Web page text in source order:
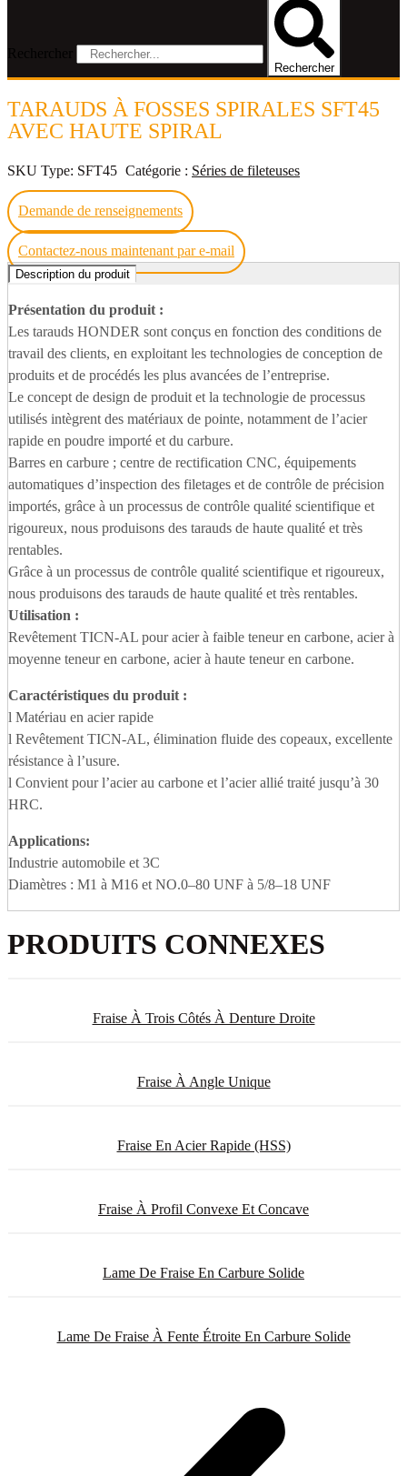
Rechercher
TARAUDS À FOSSES SPIRALES SFT45
AVEC HAUTE SPIRAL
SKU Type: SFT45 Catégorie : Séries de fileteuses
Demande de renseignements
Contactez-nous maintenant par e-mail
Description du produit
Présentation du produit :
Les tarauds HONDER sont conçus en fonction des conditions de
travail des clients, en exploitant les technologies de conception de
produits et de procédés les plus avancées de l’entreprise.
Le concept de design de produit et la technologie de processus
utilisés intègrent des matériaux de pointe, notamment de l’acier
rapide en poudre importé et du carbure.
Barres en carbure ; centre de rectification CNC, équipements
automatiques d’inspection des filetages et de contrôle de précision
importés, grâce à un processus de contrôle qualité scientifique et
rigoureux, nous produisons des tarauds de haute qualité et très
rentables.
Grâce à un processus de contrôle qualité scientifique et rigoureux,
nous produisons des tarauds de haute qualité et très rentables.
Utilisation :
Revêtement TICN-AL pour acier à faible teneur en carbone, acier à
moyenne teneur en carbone, acier à haute teneur en carbone.
Caractéristiques du produit :
l Matériau en acier rapide
l Revêtement TICN-AL, élimination fluide des copeaux, excellente
résistance à l’usure.
l Convient pour l’acier au carbone et l’acier allié traité jusqu’à 30
HRC.
Applications:
Industrie automobile et 3C
Diamètres : M1 à M16 et NO.0–80 UNF à 5/8–18 UNF
PRODUITS CONNEXES
Fraise À Trois Côtés À Denture Droite
Fraise À Angle Unique
Fraise En Acier Rapide (HSS)
Fraise À Profil Convexe Et Concave
Lame De Fraise En Carbure Solide
Lame De Fraise À Fente Étroite En Carbure Solide